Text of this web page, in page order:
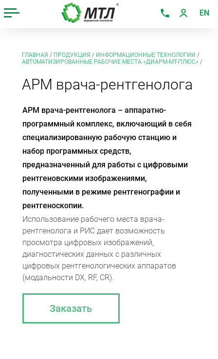
EN
ГЛАВНАЯ / ПРОДУКЦИЯ / ИНФОРМАЦИОННЫЕ ТЕХНОЛОГИИ /
АВТОМАТИЗИРОВАННЫЕ РАБОЧИЕ МЕСТА «ДИАРМ-МТ-ПЛЮС» /
АРМ врача-рентгенолога
АРМ врача-рентгенолога – аппаратно-
программный комплекс, включающий в себя
специализированную рабочую станцию и
набор программных средств,
предназначенный для работы с цифровыми
рентгеновскими изображениями,
полученными в режиме рентгенографии и
рентгеноскопии.
Использование рабочего места врача-
рентгенолога и РИС дает возможность
просмотра цифровых изображений,
диагностических данных с различных
цифровых рентгенологических аппаратов
(модальности DX, RF, CR).
Заказать